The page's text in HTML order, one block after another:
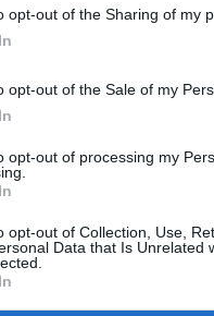
opt-out of the Sharing of my
opt-out of the Sale of my
opt-out of processing my
opt-out of Collection, Use,
Data that Is Unrelated
le 4 juillet et le 5